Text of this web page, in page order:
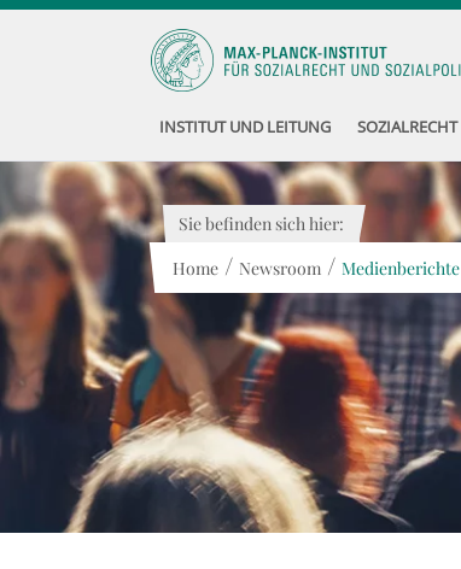
INSTITUT UND LEITUNG SOZIALRECHT
Sie befinden sich hier:
Home / Newsroom / Medienberichte